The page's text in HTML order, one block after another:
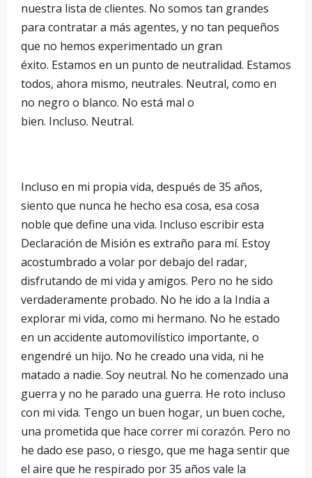
nuestra lista de clientes. No somos tan grandes
para contratar a más agentes, y no tan pequeños
que no hemos experimentado un gran
éxito. Estamos en un punto de neutralidad. Estamos
todos, ahora mismo, neutrales. Neutral, como en
no negro o blanco. No está mal o
bien. Incluso. Neutral.
Incluso en mi propia vida, después de 35 años,
siento que nunca he hecho esa cosa, esa cosa
noble que define una vida. Incluso escribir esta
Declaración de Misión es extraño para mí. Estoy
acostumbrado a volar por debajo del radar,
disfrutando de mi vida y amigos. Pero no he sido
verdaderamente probado. No he ido a la India a
explorar mi vida, como mi hermano. No he estado
en un accidente automovilístico importante, o
engendré un hijo. No he creado una vida, ni he
matado a nadie. Soy neutral. No he comenzado una
guerra y no he parado una guerra. He roto incluso
con mi vida. Tengo un buen hogar, un buen coche,
una prometida que hace correr mi corazón. Pero no
he dado ese paso, o riesgo, que me haga sentir que
el aire que he respirado por 35 años vale la